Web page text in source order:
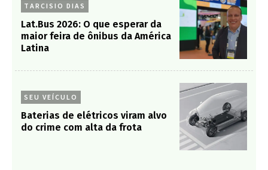
TARCISIO DIAS
Lat.Bus 2026: O que esperar da
maior feira de ônibus da América
Latina
SEU VEÍCULO
Baterias de elétricos viram alvo
do crime com alta da frota